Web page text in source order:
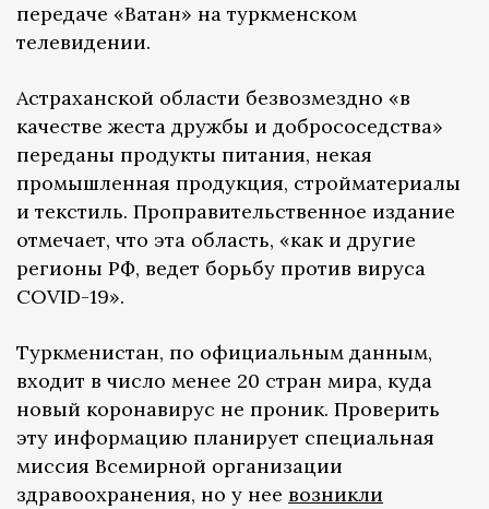
передаче «Ватан» на туркменском
телевидении.
Астраханской области безвозмездно «в
качестве жеста дружбы и добрососедства»
переданы продукты питания, некая
промышленная продукция, стройматериалы
и текстиль. Проправительственное издание
отмечает, что эта область, «как и другие
регионы РФ, ведет борьбу против вируса
COVID-19».
Туркменистан, по официальным данным,
входит в число менее 20 стран мира, куда
новый коронавирус не проник. Проверить
эту информацию планирует специальная
миссия Всемирной организации
здравоохранения, но у нее возникли